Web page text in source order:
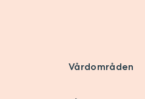
Vårdområden